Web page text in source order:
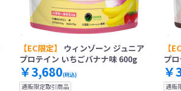
【EC限定】
ウィンゾーン ジュニア
プロテイン いちごバナナ味 600g
￥3,680(税込)
通販限定取引商品
【
プ
￥
通販